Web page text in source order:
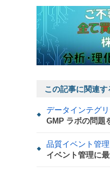
この記事に関連す
データインテグ
GMP ラボの問題
品質イベント管
イベント管理に